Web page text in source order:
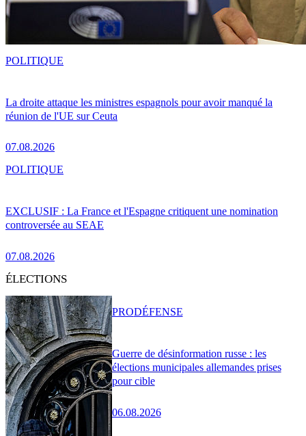
La droite attaque les ministres espagnols pour avoir manqué la
réunion de l'UE sur Ceuta
07.08.2026
POLITIQUE
EXCLUSIF : La France et l'Espagne critiquent une nomination
controversée au SEAE
07.08.2026
POLITIQUE
ÉLECTIONS
Guerre de désinformation russe : les
élections municipales allemandes prises
pour cible
06.08.2026
PRODÉFENSE